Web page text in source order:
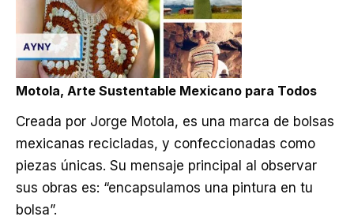
Motola, Arte Sustentable Mexicano para Todos
Creada por Jorge Motola, es una marca de bolsas
mexicanas recicladas, y confeccionadas como
piezas únicas. Su mensaje principal al observar
sus obras es: “encapsulamos una pintura en tu
bolsa”.